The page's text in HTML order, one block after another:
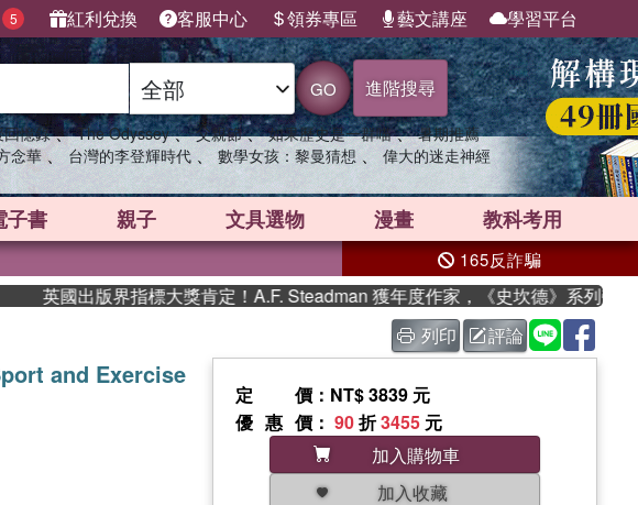
5 紅利兌換 客服中心 領券專區 藝文講座 學習平台
GO 進階搜尋
憶錄 、 The Odyssey 、 父親節 、 如果歷史是一群喵 、 暑期推薦
念華 、 台灣的李登輝時代 、 數學女孩：黎曼猜想 、 偉大的迷走神經
子書 親子 文具選物 漫畫 教科考用
165反詐騙
英國出版界指標大獎肯定！A.F. Steadman 獲年度作家，《史坎德》系列帶你踏上
列印 評論
and Exercise
定價 ：NT$ 3839 元
優惠價 ： 90折3455 元
加入購物車
加入收藏